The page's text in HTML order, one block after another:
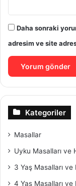
Daha sonraki
adresim ve site
Kategoriler
Masallar
Uyku Masalları ve
3 Yaş Masalları ve
4 Yaş Masalları ve